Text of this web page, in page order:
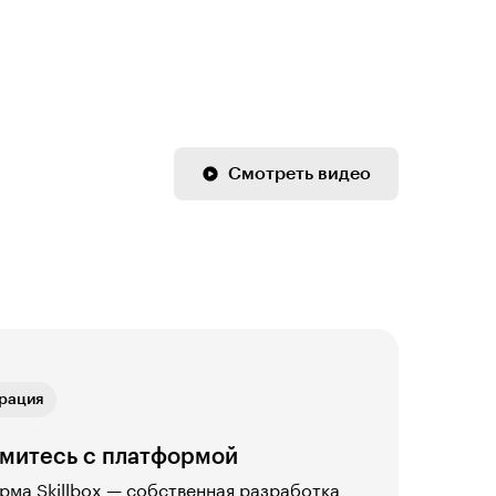
Смотреть видео
версия
с платформой
Skillbox — собственная разработка
связь
версия